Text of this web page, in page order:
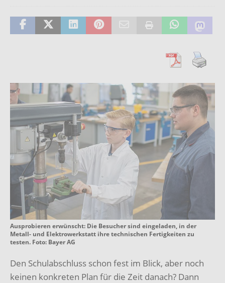
Ausprobieren erwünscht: Die Besucher sind eingeladen, in der
Metall- und Elektrowerkstatt ihre technischen Fertigkeiten zu
testen. Foto: Bayer AG
Den Schulabschluss schon fest im Blick, aber noch
keinen konkreten Plan für die Zeit danach? Dann